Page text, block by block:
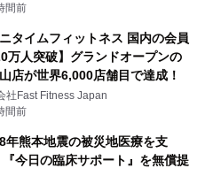
間前
ニタイムフィットネス 国内の会員
万人突破】グランドオープンの
店が世界6,000店舗目で達成！
社Fast Fitness Japan
間前
年熊本地震の被災地医療を支
今日の臨床サポート』を無償提